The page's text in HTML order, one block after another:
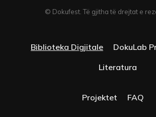
© Dokufest. Të gjitha të drejtat e
Biblioteka Digjitale
DokuLab
Literatura
Projektet FAQ